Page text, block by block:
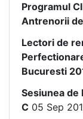
Programul
Antrenorii
Lectori de
Bucuresti
Sesiunea
C 05 Sep